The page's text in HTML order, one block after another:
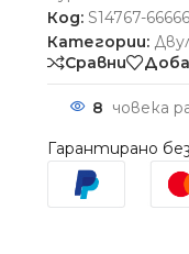
Код: S14767-
Категории:
Сравни
8 човека
Гарантирано